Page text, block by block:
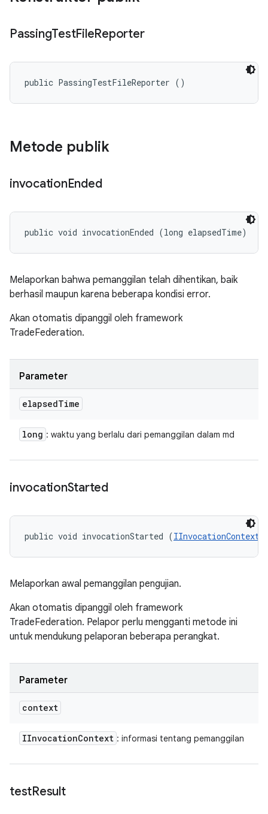
PassingTestFileReporter
public PassingTestFileReporter ()
Metode publik
invocationEnded
public void invocationEnded (long elapsedTime)
Melaporkan bahwa pemanggilan telah dihentikan, baik
berhasil maupun karena beberapa kondisi error.
Akan otomatis dipanggil oleh framework
TradeFederation.
Parameter
elapsedTime
long : waktu yang berlalu dari pemanggilan dalam md
invocationStarted
public void invocationStarted (IInvocationContext
Melaporkan awal pemanggilan pengujian.
Akan otomatis dipanggil oleh framework
TradeFederation. Pelapor perlu mengganti metode ini
untuk mendukung pelaporan beberapa perangkat.
Parameter
context
IInvocationContext : informasi tentang pemanggilan
testResult